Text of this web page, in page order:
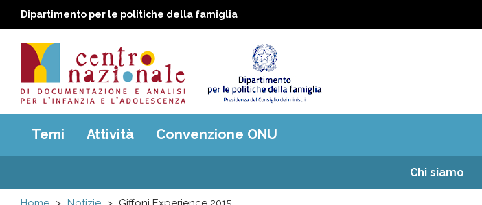
Dipartimento per le politiche della famiglia
Centro
nazionale
di
Main
menu
Temi Attività Convenzione ONU
Chi siamo